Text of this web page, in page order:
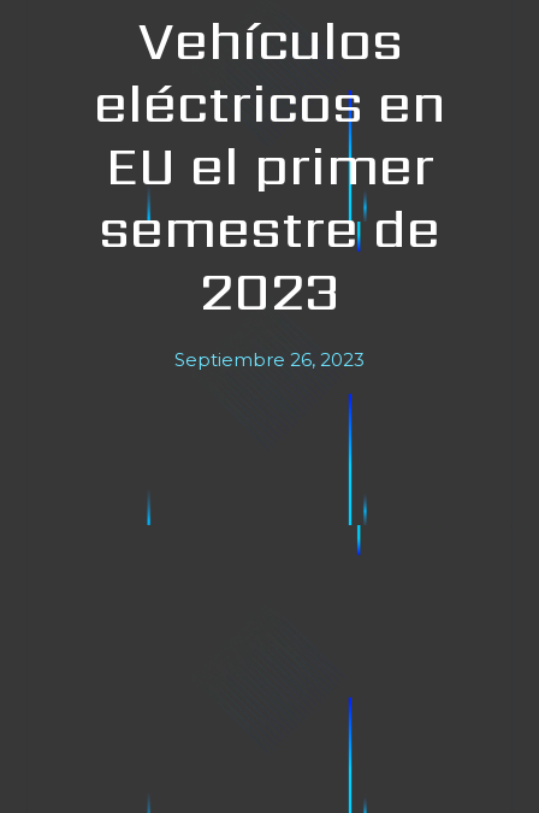
Vehículos
eléctricos en
EU el primer
semestre de
2023
Septiembre 26, 2023